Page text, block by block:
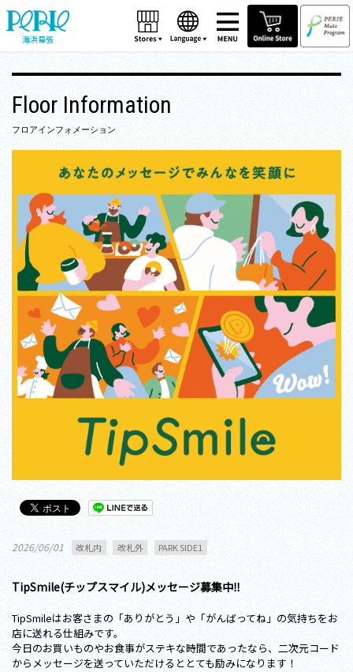
海浜幕張
Floor Information
フロアインフォメーション
2026/06/01 改札内 改札外 PARK SIDE1
TipSmile(チップスマイル)メッセージ募集中‼
TipSmileはお客さまの「ありがとう」や「がんばってね」の気持ちをお
店に送れる仕組みです。
今日のお買いものやお食事がステキな時間であったなら、二次元コード
からメッセージを送っていただけるととても励みになります！